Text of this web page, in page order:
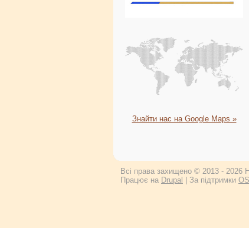
Знайти нас на Google Maps »
Всі права захищено © 2013 - 2026
Працює на Drupal | За підтримки